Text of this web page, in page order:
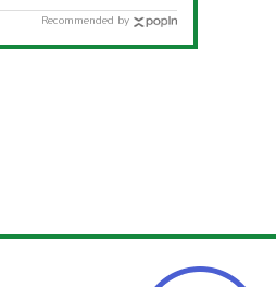
Recommended by